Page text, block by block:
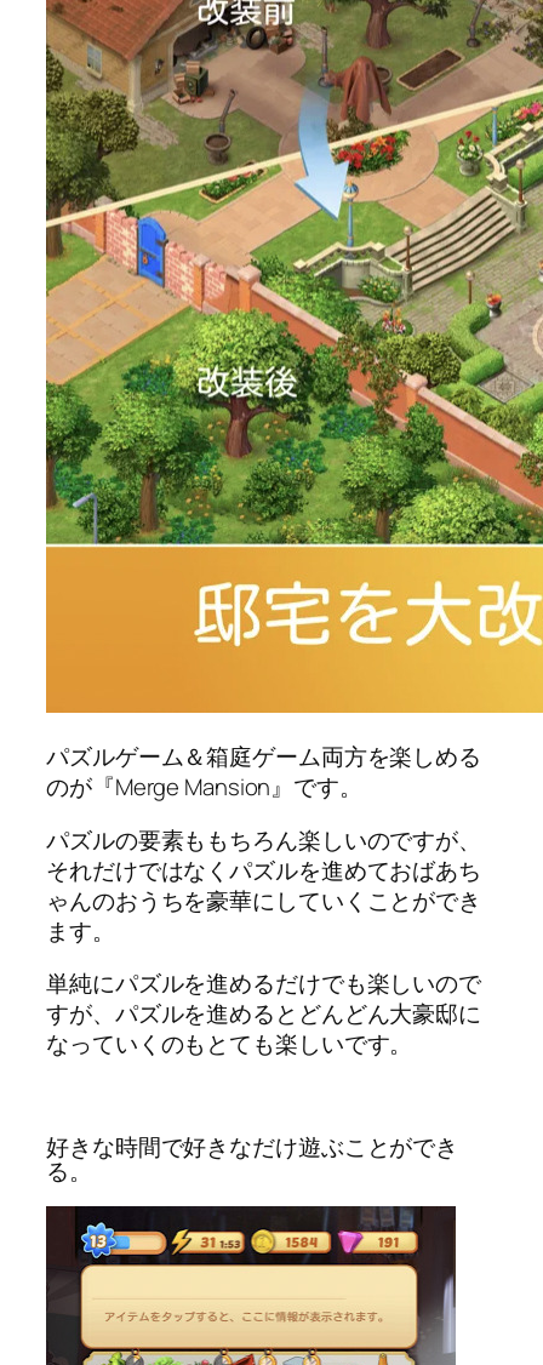
パズルゲーム＆箱庭ゲーム両方を楽しめる
のが『Merge Mansion』です。
パズルの要素ももちろん楽しいのですが、
それだけではなくパズルを進めておばあち
ゃんのおうちを豪華にしていくことができ
ます。
単純にパズルを進めるだけでも楽しいので
すが、パズルを進めるとどんどん大豪邸に
なっていくのもとても楽しいです。
好きな時間で好きなだけ遊ぶことができ
る。